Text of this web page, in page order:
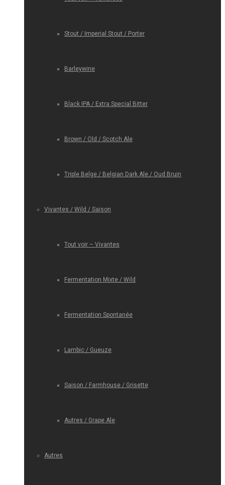
Stout / Imperial Stout / Porter
Barleywine
Black IPA / Extra Special Bitter
Brown / Old / Scotch Ale
Triple Belge / Belgian Dark Ale / Oud Bruin
Vivantes / Wild / Saison
Tout voir – Vivantes
Fermentation Mixte / Wild
Fermentation Spontanée
Lambic / Gueuze
Saison / Farmhouse / Grisette
Autres / Grape Ale
Autres